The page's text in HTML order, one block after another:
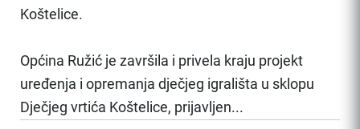
Koštelice.
Općina Ružić je završila i privela kraju projekt
uređenja i opremanja dječjeg igrališta u sklopu
Dječjeg vrtića Koštelice, prijavljen...